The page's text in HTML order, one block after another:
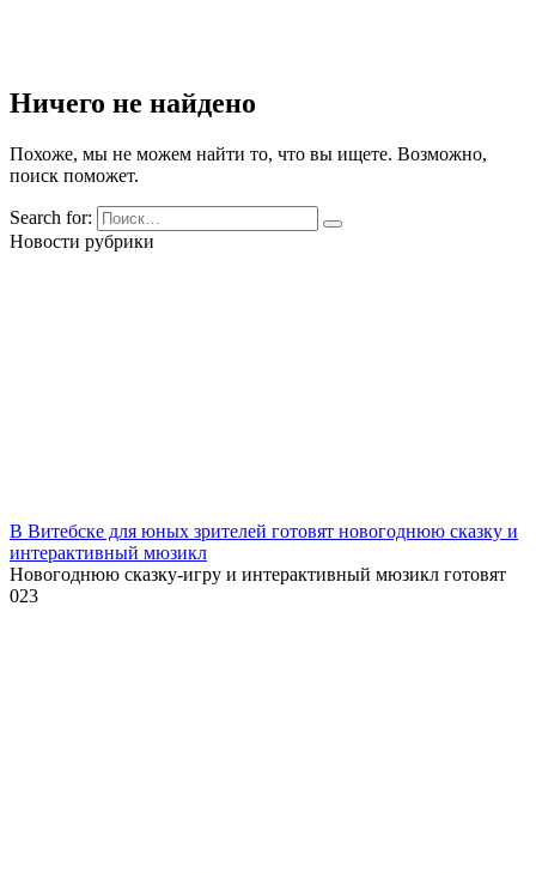
Ничего не найдено
Похоже, мы не можем найти то, что вы ищете. Возможно,
поиск поможет.
Search for:
Новости рубрики
В Витебске для юных зрителей готовят новогоднюю сказку и
интерактивный мюзикл
Новогоднюю сказку-игру и интерактивный мюзикл готовят
023